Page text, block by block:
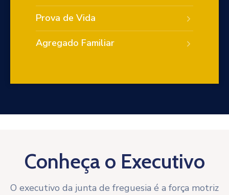
Prova de Vida
Agregado Familiar
Conheça o Executivo
O executivo da junta de freguesia é a força motriz